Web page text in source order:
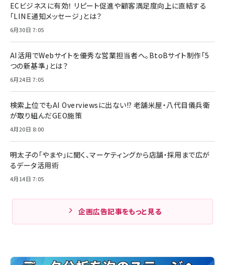
ECビジネスに有効！ リピート促進や顧客満足度向上に直結する
「LINE通知メッセージ」とは？
6月30日 7:05
AI活用でWebサイトを優秀な営業担当者へ。BtoBサイト制作「5
つの新基準」とは？
6月24日 7:05
検索上位でもAI Overviewsに出ない!? 老舗米屋・八代目儀兵衛
が取り組んだGEO施策
4月20日 8:00
明太子の「やまや」に聞く、マーケティングから店舗・採用まで広が
るデータ活用術
4月14日 7:05
企画広告記事をもっと見る